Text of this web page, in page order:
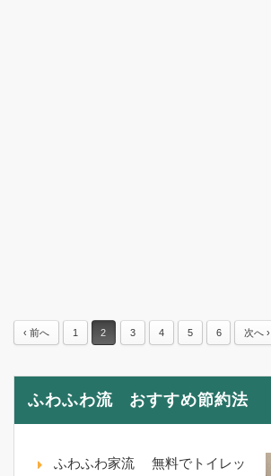
‹ 前へ 1 2 3 4 5 6 次へ ›
ふわふわ流 おすすめ節約法
ふわふわ家流 無料でトイレッ